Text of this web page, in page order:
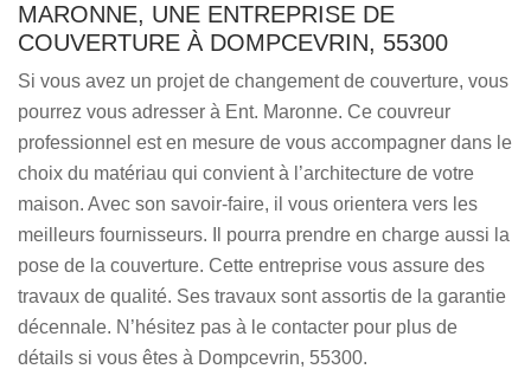
MARONNE, UNE ENTREPRISE DE
COUVERTURE À DOMPCEVRIN, 55300
Si vous avez un projet de changement de couverture, vous
pourrez vous adresser à Ent. Maronne. Ce couvreur
professionnel est en mesure de vous accompagner dans le
choix du matériau qui convient à l’architecture de votre
maison. Avec son savoir-faire, il vous orientera vers les
meilleurs fournisseurs. Il pourra prendre en charge aussi la
pose de la couverture. Cette entreprise vous assure des
travaux de qualité. Ses travaux sont assortis de la garantie
décennale. N’hésitez pas à le contacter pour plus de
détails si vous êtes à Dompcevrin, 55300.